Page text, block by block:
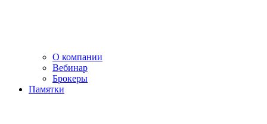
О компании
Вебинар
Брокеры
Памятки